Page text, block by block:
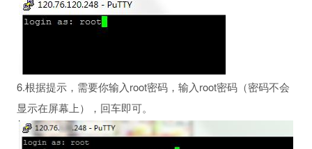
6.根据提示，需要你输入root密码，输入root密码（密码不会
显示在屏幕上），回车即可。